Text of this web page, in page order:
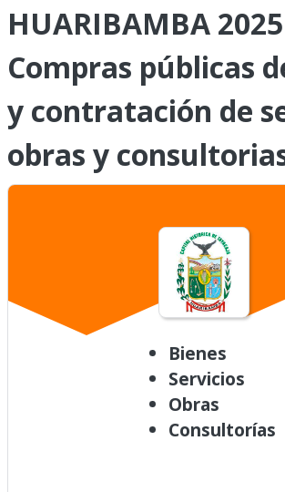
HUARIBAMBA
Compras públicas
y contratación de
obras y
Bienes
Servicios
Obras
Consultorías